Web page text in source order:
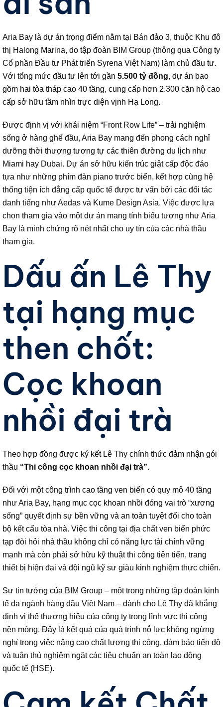
Aria Bay là dự án trọng điểm nằm tại Bán đảo 3, thuộc Khu đô
thị Halong Marina, do tập đoàn BIM Group (thông qua Công ty
Cổ phần Đầu tư Phát triển Syrena Việt Nam) làm chủ đầu tư.
Với tổng mức đầu tư lên tới gần 5.500 tỷ đồng, dự án bao
gồm hai tòa tháp cao 40 tầng, cung cấp hơn 2.300 căn hộ cao
cấp sở hữu tầm nhìn trực diện vịnh Hạ Long.
Được định vị với khái niệm “Front Row Life” – trải nghiệm
sống ở hàng ghế đầu, Aria Bay mang đến phong cách nghỉ
dưỡng thời thượng tương tự các thiên đường du lịch như
Miami hay Dubai. Dự án sở hữu kiến trúc giật cấp độc đáo
tựa như những phím đàn piano trước biển, kết hợp cùng hệ
thống tiện ích đẳng cấp quốc tế được tư vấn bởi các đối tác
danh tiếng như Aedas và Kume Design Asia. Việc được lựa
chọn tham gia vào một dự án mang tính biểu tượng như Aria
Bay là minh chứng rõ nét nhất cho uy tín của các nhà thầu
tham gia.
Dấu ấn Lê Thy
tại hạng mục
then chốt:
Cọc khoan
nhồi đại trà
Theo hợp đồng được ký kết Lê Thy chính thức đảm nhận gói
thầu “Thi công cọc khoan nhồi đại trà”.
Đối với một công trình cao tầng ven biển có quy mô 40 tầng
như Aria Bay, hạng mục cọc khoan nhồi đóng vai trò “xương
sống” quyết định sự bền vững và an toàn tuyệt đối cho toàn
bộ kết cấu tòa nhà. Việc thi công tại địa chất ven biển phức
tạp đòi hỏi nhà thầu không chỉ có năng lực tài chính vững
mạnh mà còn phải sở hữu kỹ thuật thi công tiên tiến, trang
thiết bị hiện đại và đội ngũ kỹ sư giàu kinh nghiệm thực chiến.
Sự tin tưởng của BIM Group – một trong những tập đoàn kinh
tế đa ngành hàng đầu Việt Nam – dành cho Lê Thy đã khẳng
định vị thế thương hiệu của công ty trong lĩnh vực thi công
nền móng. Đây là kết quả của quá trình nỗ lực không ngừng
nghỉ trong việc nâng cao chất lượng thi công, đảm bảo tiến độ
và tuân thủ nghiêm ngặt các tiêu chuẩn an toàn lao động
quốc tế (HSE).